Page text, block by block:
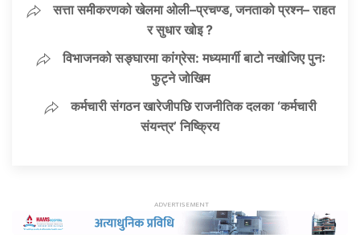
सत्ता समीकरणको खेलमा ओली–प्रचण्ड, जनताको प्रश्न– राहत
र सुधार खोइ ?
विभाजनको सङ्घारमा कांग्रेस: मध्यमार्गी बाटो नखोजिए पुनः
फुट्ने जोखिम
कर्मचारी संगठन खारेजीपछि राजनीतिक दलका ‘कर्मचारी
संयन्त्र’ निष्क्रिय